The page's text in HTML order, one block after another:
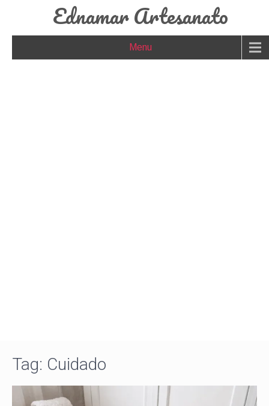
Ednamar Artesanato
Menu
Tag: Cuidado